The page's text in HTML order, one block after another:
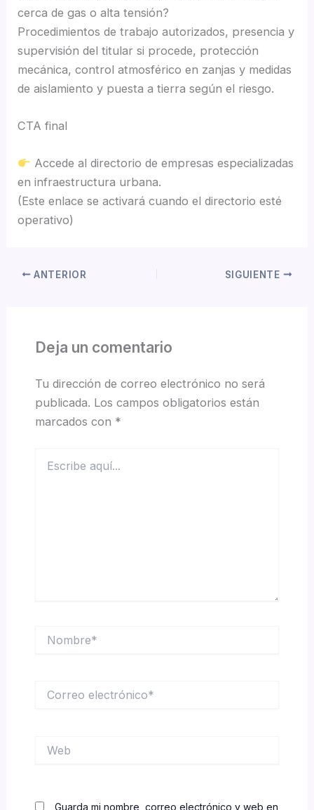
cerca de gas o alta tensión?
Procedimientos de trabajo autorizados, presencia y
supervisión del titular si procede, protección
mecánica, control atmosférico en zanjas y medidas
de aislamiento y puesta a tierra según el riesgo.
CTA final
Accede al directorio de empresas especializadas
en infraestructura urbana.
(Este enlace se activará cuando el directorio esté
operativo)
ANTERIOR SIGUIENTE
Deja un comentario
Tu dirección de correo electrónico no será
publicada. Los campos obligatorios están
marcados con *
aquí...
electrónico*
Guarda mi nombre, correo electrónico y web en